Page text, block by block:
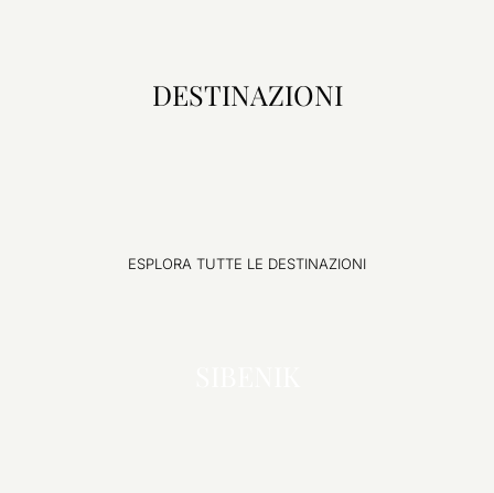
DESTINAZIONI
ESPLORA TUTTE LE DESTINAZIONI
ESPLORA